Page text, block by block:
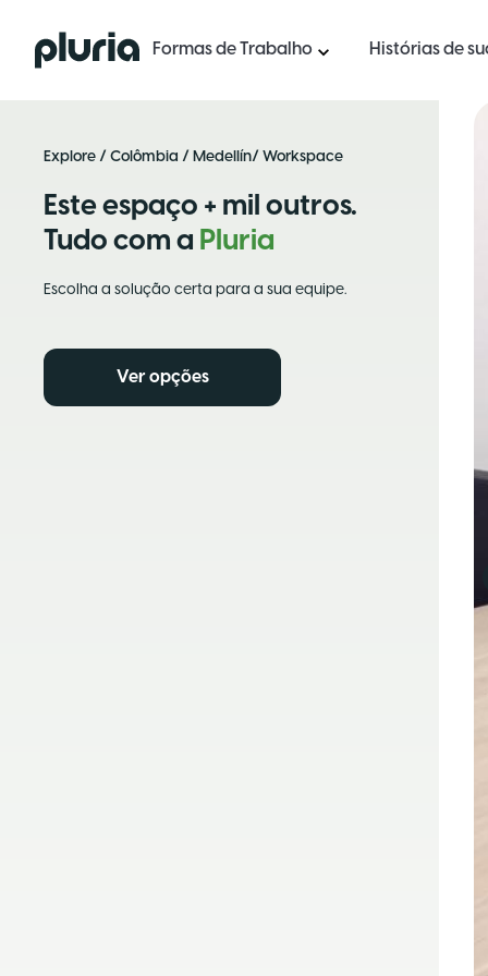
Logo Pluria Formas de Trabalho Histórias de
Explore / Colômbia / Medellín/ Workspace
Este espaço + mil outros.
Tudo com a Pluria
Escolha a solução certa para a sua equipe.
Ver opções